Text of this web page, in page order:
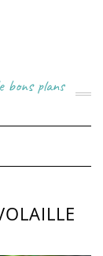
bons plans